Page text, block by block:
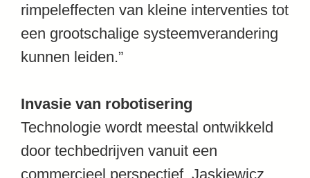
rimpeleffecten van kleine interventies tot
een grootschalige systeemverandering
kunnen leiden.”
Invasie van robotisering
Technologie wordt meestal ontwikkeld
door techbedrijven vanuit een
commercieel perspectief. Jaskiewicz